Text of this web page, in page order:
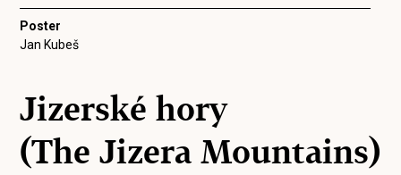
Poster
Jan Kubeš
Jizerské hory
(The Jizera Mountains)